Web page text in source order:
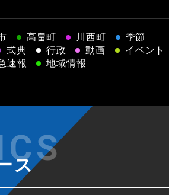
高畠町 川西町
季節
式典 行政 動画
イベント
速報 地域情報
ス